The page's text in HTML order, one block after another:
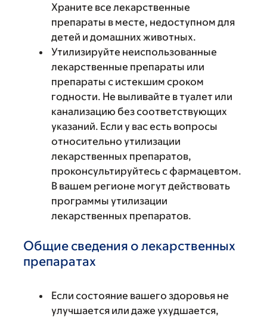
Храните все лекарственные
препараты в месте, недоступном для
детей и домашних животных.
Утилизируйте неиспользованные
лекарственные препараты или
препараты с истекшим сроком
годности. Не выливайте в туалет или
канализацию без соответствующих
указаний. Если у вас есть вопросы
относительно утилизации
лекарственных препаратов,
проконсультируйтесь с фармацевтом.
В вашем регионе могут действовать
программы утилизации
лекарственных препаратов.
Общие сведения о лекарственных
препаратах
Если состояние вашего здоровья не
улучшается или даже ухудшается,